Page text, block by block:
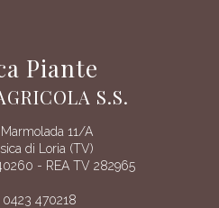
Piante
S.S.
11/A
di Loria (TV)
- REA TV 282965
0423 470218